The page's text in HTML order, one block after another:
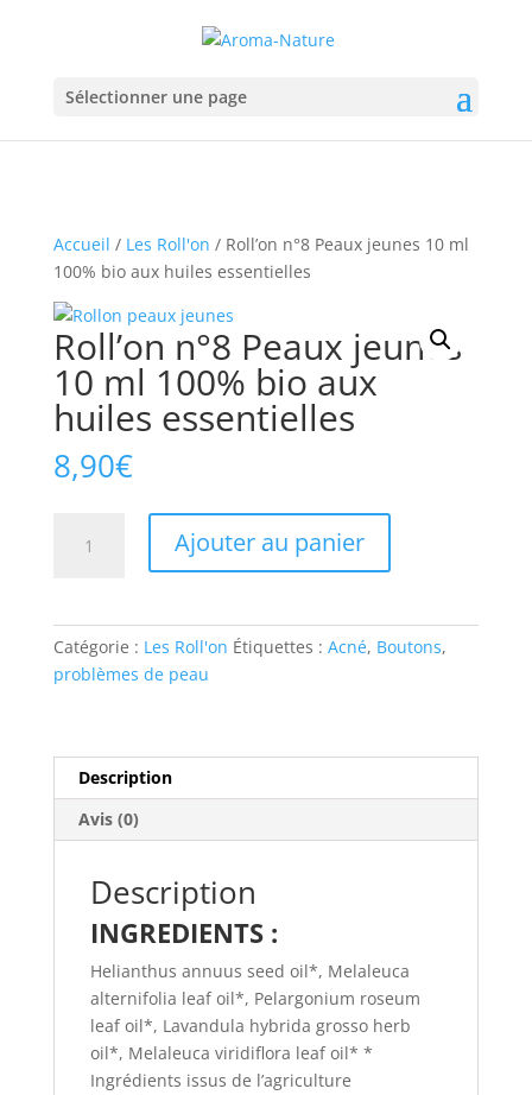
Sélectionner une page
Accueil / Les Roll'on / Roll’on n°8 Peaux jeunes 10 ml
100% bio aux huiles essentielles
Roll’on n°8 Peaux jeunes
10 ml 100% bio aux
huiles essentielles
8,90€
Peaux
jeunes
10
aux
huiles
Ajouter au panier
Catégorie : Les Roll'on Étiquettes : Acné, Boutons,
problèmes de peau
Description
Avis (0)
Description
INGREDIENTS :
Helianthus annuus seed oil*, Melaleuca
alternifolia leaf oil*, Pelargonium roseum
leaf oil*, Lavandula hybrida grosso herb
oil*, Melaleuca viridiflora leaf oil* *
Ingrédients issus de l’agriculture